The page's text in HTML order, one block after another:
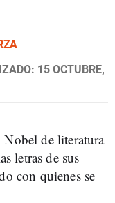
15 OCTUBRE,
de literatura
letras de sus
con quienes se